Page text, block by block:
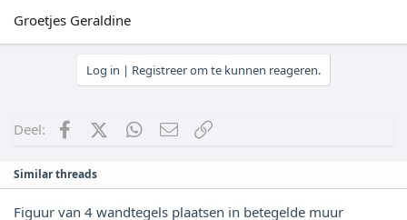
Groetjes Geraldine
Log in | Registreer om te kunnen reageren.
Deel: FacebookX (Twitter)WhatsApp
E-mail
Similar threads
Figuur van 4 wandtegels plaatsen in betegelde muur